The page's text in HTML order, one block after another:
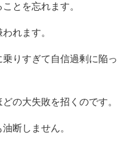
とを忘れます。
れます。
りすぎて自信過剰に陥っ
の大失敗を招くのです。
断しません。